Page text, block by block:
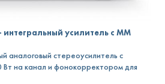
усилитель с MM
аналоговый стереоусилитель с
на канал и фонокорректором для